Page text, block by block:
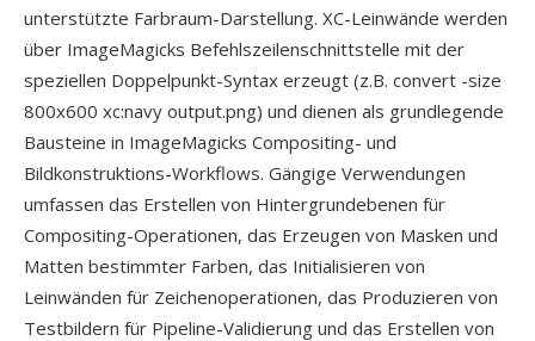
unterstützte Farbraum-Darstellung. XC-Leinwände werden
über ImageMagicks Befehlszeilenschnittstelle mit der
speziellen Doppelpunkt-Syntax erzeugt (z.B. convert -size
800x600 xc:navy output.png) und dienen als grundlegende
Bausteine in ImageMagicks Compositing- und
Bildkonstruktions-Workflows. Gängige Verwendungen
umfassen das Erstellen von Hintergrundebenen für
Compositing-Operationen, das Erzeugen von Masken und
Matten bestimmter Farben, das Initialisieren von
Leinwänden für Zeichenoperationen, das Produzieren von
Testbildern für Pipeline-Validierung und das Erstellen von